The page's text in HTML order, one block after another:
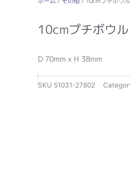
10cmプチボウル
D 70mm x H 38mm
SKU 51031-27802